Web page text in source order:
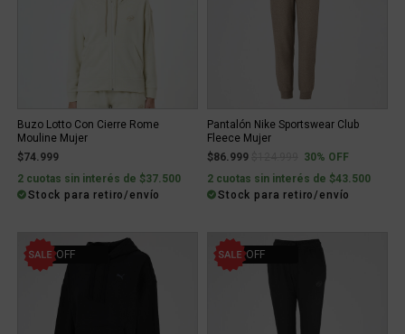
Buzo Lotto Con Cierre Rome
Mouline Mujer
$74.999
2 cuotas sin interés de $37.500
Stock para retiro/envío
Pantalón Nike Sportswear Club
Fleece Mujer
$86.999
Price reduced from
to30% OFF
2 cuotas sin interés de $43.500
Stock para retiro/envío
31% OFF 20% OFF